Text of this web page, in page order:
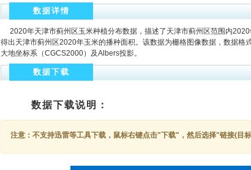
数据详情
2020年天津市蓟州区玉米种植分布数据，描述了天津市蓟州区范围内
得出天津市蓟州区2020年玉米的播种面积。该数据为栅格图像数据，数据格
大地坐标系（CGCS2000）及Albers投影。
数据下载
数据下载说明：
注意：不支持迅雷等工具下载，鼠标右键点击"下载"，然后选择"链接(目标